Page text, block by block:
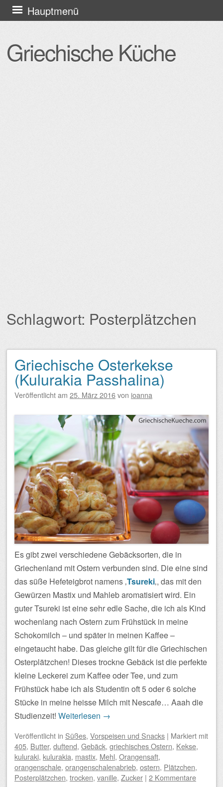
Griechische Küche
Hauptmenü
Zum
Inhalt
Schlagwort: Posterplätzchen
Beitragsnavigation
Griechische Osterkekse
(Kulurakia Passhalina)
Veröffentlicht am 25. März 2016von ioanna
Es gibt zwei verschiedene Gebäcksorten, die in
Griechenland mit Ostern verbunden sind. Die eine sind
das süße Hefeteigbrot namens ‚Tsureki‚, das mit den
Gewürzen Mastix und Mahleb aromatisiert wird. Ein
guter Tsureki ist eine sehr edle Sache, die ich als Kind
wochenlang nach Ostern zum Frühstück in meine
Schokomilch – und später in meinen Kaffee –
eingetaucht habe. Das gleiche gilt für die Griechischen
Osterplätzchen! Dieses trockne Gebäck ist die perfekte
kleine Leckerei zum Kaffee oder Tee, und zum
Frühstück habe ich als Studentin oft 5 oder 6 solche
Stücke in meine heisse Milch mit Nescafe… Aaah die
Studienzeit! Weiterlesen →
Veröffentlicht in Süßes, Vorspeisen und Snacks | Markiert mit
405, Butter, duftend, Gebäck, griechisches Ostern, Kekse,
kuluraki, kulurakia, mastix, Mehl, Orangensaft,
orangenschale, orangenschalenabrieb, ostern, Plätzchen,
Posterplätzchen, trocken, vanille, Zucker | 2 Kommentare